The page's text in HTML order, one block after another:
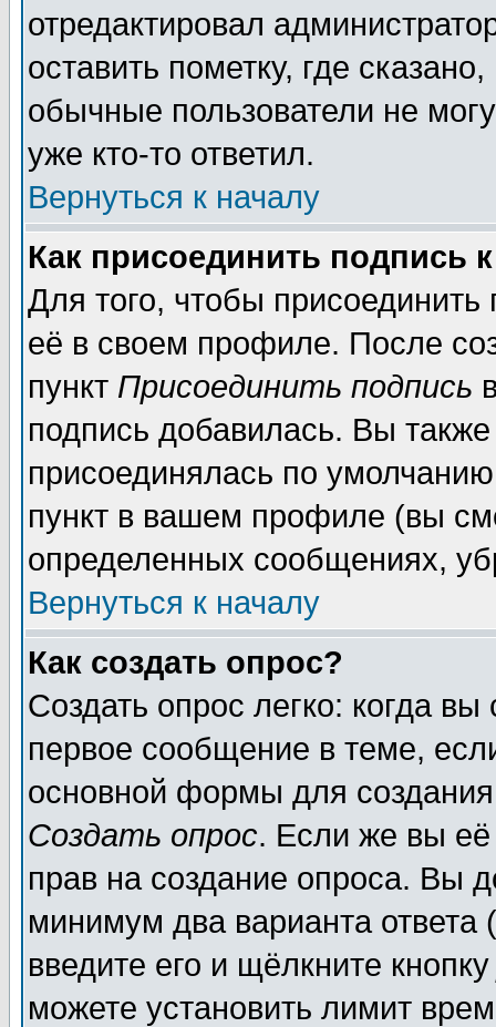
отредактировал
оставить пометку, где
обычные пользователи не
уже кто-то ответил.
Вернуться к началу
Как присоединить подпись
Для того, чтобы
её в своем профиле. После
пункт Присоединить подпись
подпись добавилась. Вы
присоединялась по
пункт в вашем профиле (вы
определенных сообщениях,
Вернуться к началу
Как создать опрос?
Создать опрос легко: когда
первое сообщение в теме,
основной формы для
Создать опрос. Если же вы её
прав на создание опроса. Вы
минимум два варианта ответа
введите его и щёлкните
можете установить лимит